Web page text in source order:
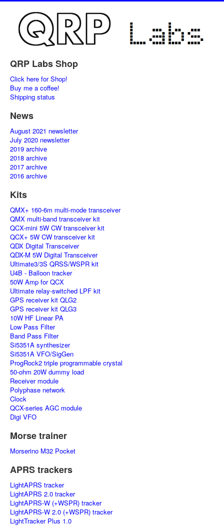
QRP Labs Shop
Click here for Shop!
Buy me a coffee!
Shipping status
News
August 2021 newsletter
July 2020 newsletter
2019 archive
2018 archive
2017 archive
2016 archive
Kits
QMX+ 160-6m multi-mode transceiver
QMX multi-band transceiver kit
QCX-mini 5W CW transceiver kit
QCX+ 5W CW transceiver kit
QDX Digital Transceiver
QDX-M 5W Digital Transceiver
Ultimate3/3S QRSS/WSPR kit
U4B - Balloon tracker
50W Amp for QCX
Ultimate relay-switched LPF kit
GPS receiver kit QLG2
GPS receiver kit QLG3
10W HF Linear PA
Low Pass Filter
Band Pass Filter
Si5351A synthesizer
Si5351A VFO/SigGen
ProgRock2 triple programmable crystal
50-ohm 20W dummy load
Receiver module
Polyphase network
Clock
QCX-series AGC module
Digi VFO
Morse trainer
Morserino M32 Pocket
APRS trackers
LightAPRS tracker
LightAPRS 2.0 tracker
LightAPRS-W (+WSPR) tracker
LightAPRS-W 2.0 (+WSPR) tracker
LightTracker Plus 1.0